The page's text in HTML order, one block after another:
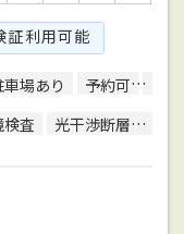
証利用可能
車場あり 予約可
査 光干渉断層計（OCT）検査